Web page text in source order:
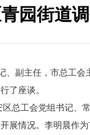
园街道
、副主任，市总工
了座谈。
总工会党组书记、
展情况。李明晨作